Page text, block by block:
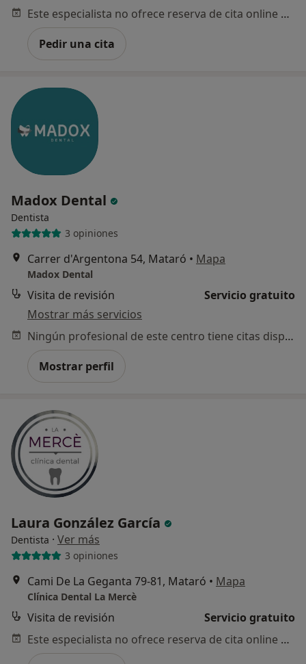
Este especialista no ofrece reserva de cita online en esta dirección.
Pedir una cita
Madox Dental
Dentista
3 opiniones
Carrer d'Argentona 54, Mataró • Mapa
Madox Dental
Visita de revisión
Servicio gratuito
Mostrar más servicios
Ningún profesional de este centro tiene citas disponibles
Mostrar perfil
Laura González García
Dentista · Ver más
3 opiniones
Cami De La Geganta 79-81, Mataró • Mapa
Clínica Dental La Mercè
Visita de revisión
Servicio gratuito
Este especialista no ofrece reserva de cita online en esta dirección.